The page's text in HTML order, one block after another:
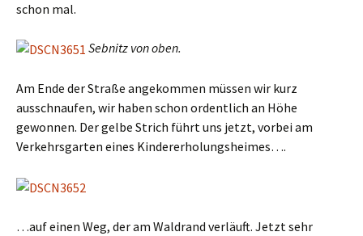
schon mal.
Sebnitz von oben.
Am Ende der Straße angekommen müssen wir kurz
ausschnaufen, wir haben schon ordentlich an Höhe
gewonnen. Der gelbe Strich führt uns jetzt, vorbei am
Verkehrsgarten eines Kindererholungsheimes….
…auf einen Weg, der am Waldrand verläuft. Jetzt sehr